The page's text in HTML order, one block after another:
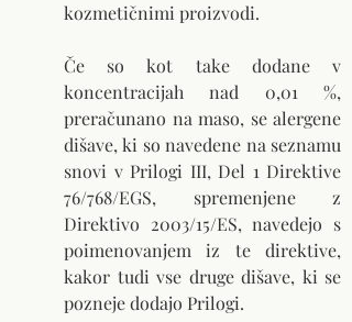
kozmetičnimi proizvodi.
Če so kot take dodane v
koncentracijah nad 0,01 %,
preračunano na maso, se alergene
dišave, ki so navedene na seznamu
snovi v Prilogi III, Del 1 Direktive
76/768/EGS, spremenjene z
Direktivo 2003/15/ES, navedejo s
poimenovanjem iz te direktive,
kakor tudi vse druge dišave, ki se
pozneje dodajo Prilogi.